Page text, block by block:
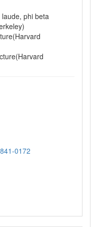
phi beta
0172